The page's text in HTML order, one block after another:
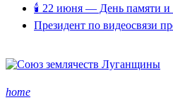
🕯 22 июня — День памяти и
Президент по видеосвязи
home